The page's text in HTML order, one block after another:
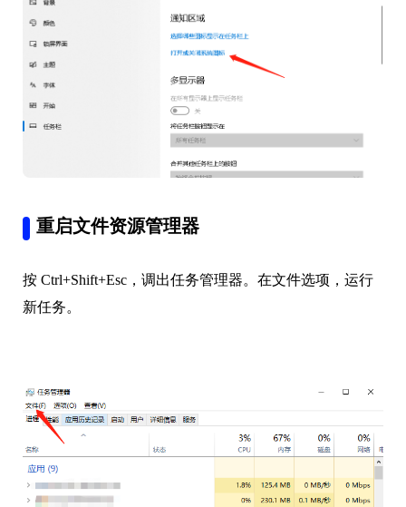
重启文件资源管理器
按 Ctrl+Shift+Esc，调出任务管理器。在文件选项，运行
新任务。